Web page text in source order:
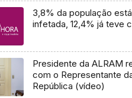
3,8% da população está
infetada, 12,4% já teve
Presidente da ALRAM
com o Representante
República (vídeo)